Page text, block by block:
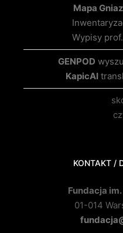
Mapa
Wypisy
GENPOD
KapicAI
KONTAKT /
Fundacja
01-014